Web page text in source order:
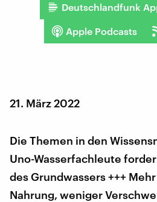
Deutschlandfunk
Apple Podcasts
21. März 2022
Die Themen in den
Uno-Wasserfachleute
des Grundwassers +++
Nahrung, weniger